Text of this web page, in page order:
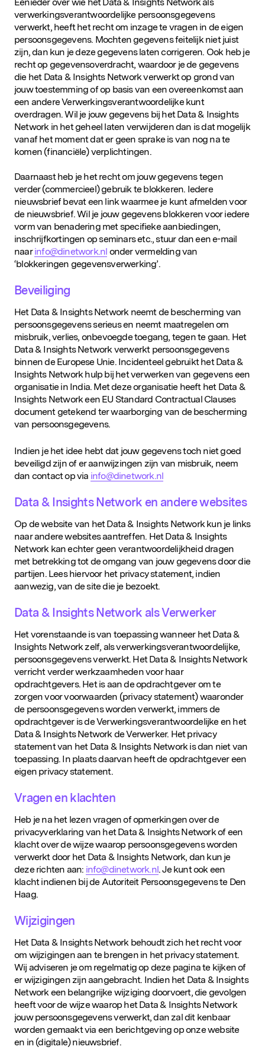
verwerkingsverantwoordelijke persoonsgegevens
verwerkt, heeft het recht om inzage te vragen in de eigen
persoonsgegevens. Mochten gegevens feitelijk niet juist
zijn, dan kun je deze gegevens laten corrigeren. Ook heb je
recht op gegevensoverdracht, waardoor je de gegevens
die het Data & Insights Network verwerkt op grond van
jouw toestemming of op basis van een overeenkomst aan
een andere Verwerkingsverantwoordelijke kunt
overdragen. Wil je jouw gegevens bij het Data & Insights
Network in het geheel laten verwijderen dan is dat mogelijk
vanaf het moment dat er geen sprake is van nog na te
komen (financiële) verplichtingen.
Daarnaast heb je het recht om jouw gegevens tegen
verder (commercieel) gebruik te blokkeren. Iedere
nieuwsbrief bevat een link waarmee je kunt afmelden voor
de nieuwsbrief. Wil je jouw gegevens blokkeren voor iedere
vorm van benadering met specifieke aanbiedingen,
inschrijfkortingen op seminars etc., stuur dan een e-mail
naarinfo@dinetwork.nl onder vermelding van
‘blokkeringen gegevensverwerking’.
Beveiliging
Het Data & Insights Network neemt de bescherming van
persoonsgegevens serieus en neemt maatregelen om
misbruik, verlies, onbevoegde toegang, tegen te gaan. Het
Data & Insights Network verwerkt persoonsgegevens
binnen de Europese Unie. Incidenteel gebruikt het Data &
Insights Network hulp bij het verwerken van gegevens een
organisatie in India. Met deze organisatie heeft het Data &
Insights Network een EU Standard Contractual Clauses
document getekend ter waarborging van de bescherming
van persoonsgegevens.
Indien je het idee hebt dat jouw gegevens toch niet goed
beveiligd zijn of er aanwijzingen zijn van misbruik, neem
dan contact op via info@dinetwork.nl
Data & Insights Network en andere websites
Op de website van het Data & Insights Network kun je links
naar andere websites aantreffen. Het Data & Insights
Network kan echter geen verantwoordelijkheid dragen
met betrekking tot de omgang van jouw gegevens door die
partijen. Lees hiervoor het privacy statement, indien
aanwezig, van de site die je bezoekt.
Data & Insights Network als Verwerker
Het vorenstaande is van toepassing wanneer het Data &
Insights Network zelf, als verwerkingsverantwoordelijke,
persoonsgegevens verwerkt. Het Data & Insights Network
verricht verder werkzaamheden voor haar
opdrachtgevers. Het is aan de opdrachtgever om te
zorgen voor voorwaarden (privacy statement) waaronder
de persoonsgegevens worden verwerkt, immers de
opdrachtgever is de Verwerkingsverantwoordelijke en het
Data & Insights Network de Verwerker. Het privacy
statement van het Data & Insights Network is dan niet van
toepassing. In plaats daarvan heeft de opdrachtgever een
eigen privacy statement.
Vragen en klachten
Heb je na het lezen vragen of opmerkingen over de
privacyverklaring van het Data & Insights Network of een
klacht over de wijze waarop persoonsgegevens worden
verwerkt door het Data & Insights Network, dan kun je
deze richten aan: info@dinetwork.nl. Je kunt ook een
klacht indienen bij de Autoriteit Persoonsgegevens te Den
Haag.
Wijzigingen
Het Data & Insights Network behoudt zich het recht voor
om wijzigingen aan te brengen in het privacy statement.
Wij adviseren je om regelmatig op deze pagina te kijken of
er wijzigingen zijn aangebracht. Indien het Data & Insights
Network een belangrijke wijziging doorvoert, die gevolgen
heeft voor de wijze waarop het Data & Insights Network
jouw persoonsgegevens verwerkt, dan zal dit kenbaar
worden gemaakt via een berichtgeving op onze website
en in (digitale) nieuwsbrief.